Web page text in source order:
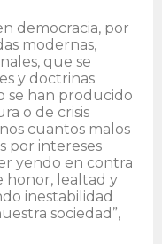
democracia, por
modernas,
que se
y doctrinas
se han producido
o de crisis
cuantos malos
por intereses
yendo en contra
honor, lealtad y
inestabilidad
sociedad”,